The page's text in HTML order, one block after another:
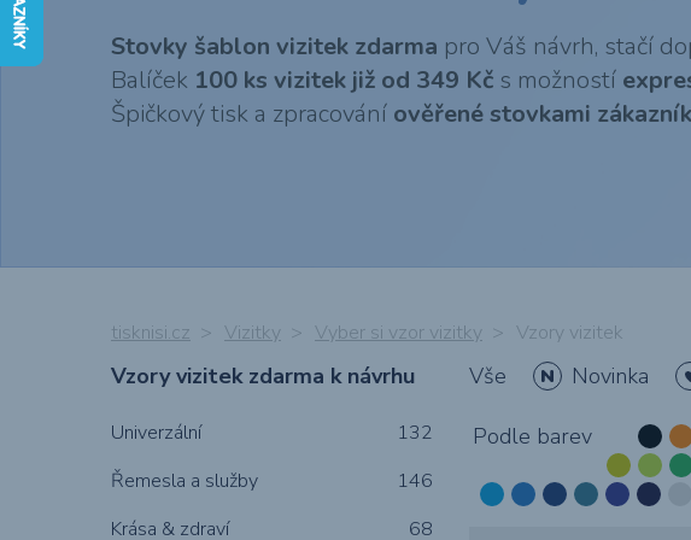
pozvánky, PFka
vlastním
vlajky
FFP2, roušky &
Stovky šablon vizitek zdarma pro Váš návrh, stačí
Balíček 100 ks vizitek již od 349 Kč s možností
Špičkový tisk a zpracování ověřené stovkami
tisknisi.cz Vizitky Vyber si vzor vizitky Vzory vizitek
Vzory vizitek zdarma k návrhu
Univerzální
132
Řemesla a služby
146
Krása & zdraví
68
Vše Novinka
Podle barev